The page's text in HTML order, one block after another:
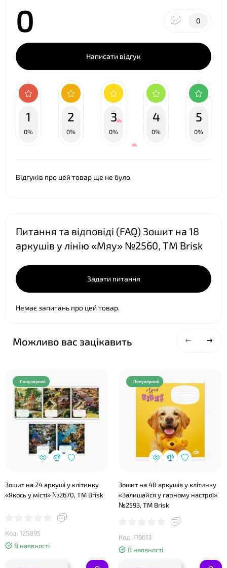
0 0
Написати відгук
1
0%
2
0%
3
0%
4
0%
5
0%
Відгуків про цей товар ще не було.
Питання та відповіді (FAQ) Зошит на 18
аркушів у лінію «Мяу» №2560, ТМ Brisk
Задати питання
Немає запитань про цей товар.
Можливо вас зацікавить
Популярний
Зошит на 24 аркуші у клітинку
«Якось у місті» №2670, ТМ Brisk
Код: 125895
В наявності
Популярний
Зошит на 48 аркушів у клітинку
«Залишайся у гарному настрої»
№2593, ТМ Brisk
Код: 119613
В наявності